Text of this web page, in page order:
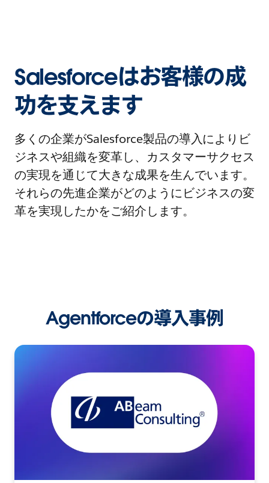
Salesforceはお客様の成
功を支えます
多くの企業がSalesforce製品の導入によりビ
ジネスや組織を変革し、カスタマーサクセス
の実現を通じて大きな成果を生んでいます。
それらの先進企業がどのようにビジネスの変
革を実現したかをご紹介します。
Agentforceの導入事例